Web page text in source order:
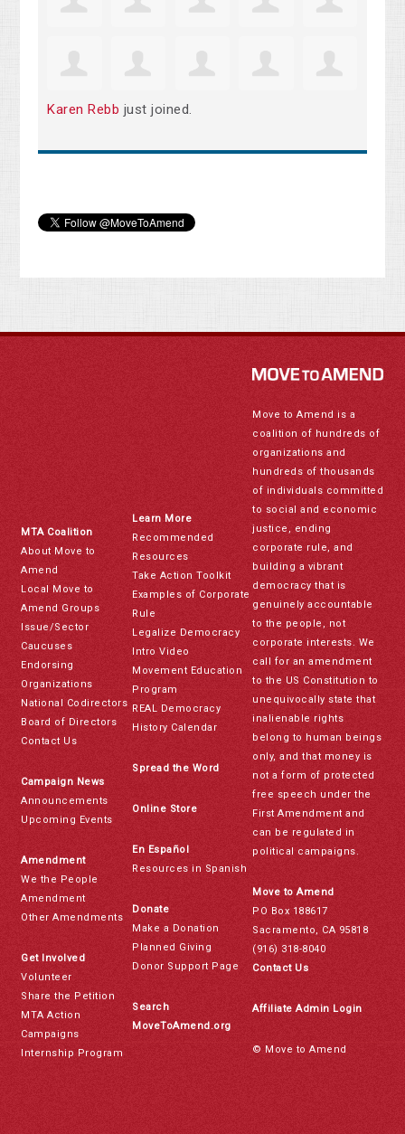
Karen Rebb just joined.
MTA Coalition
About Move to
Amend
Local Move to
Amend Groups
Issue/Sector
Caucuses
Endorsing
Organizations
National Codirectors
Board of Directors
Contact Us
Campaign News
Announcements
Upcoming Events
Amendment
We the People
Amendment
Other Amendments
Get Involved
Volunteer
Share the Petition
MTA Action
Campaigns
Internship Program
Learn More
Recommended
Resources
Take Action Toolkit
Examples of Corporate
Rule
Legalize Democracy
Intro Video
Movement Education
Program
REAL Democracy
History Calendar
Spread the Word
Online Store
En Español
Resources in Spanish
Donate
Make a Donation
Planned Giving
Donor Support Page
Search
MoveToAmend.org
Move to Amend is a
coalition of hundreds of
organizations and
hundreds of thousands
of individuals committed
to social and economic
justice, ending
corporate rule, and
building a vibrant
democracy that is
genuinely accountable
to the people, not
corporate interests. We
call for an amendment
to the US Constitution to
unequivocally state that
inalienable rights
belong to human beings
only, and that money is
not a form of protected
free speech under the
First Amendment and
can be regulated in
political campaigns.
Move to Amend
PO Box 188617
Sacramento, CA 95818
(916) 318-8040
Contact Us
Affiliate Admin Login
© Move to Amend